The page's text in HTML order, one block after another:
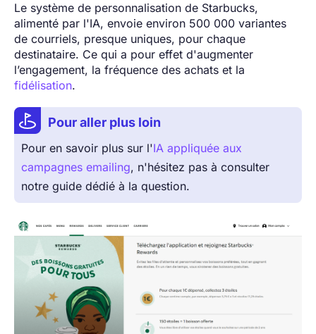
Le système de personnalisation de Starbucks,
alimenté par l'IA, envoie environ 500 000 variantes
de courriels, presque uniques, pour chaque
destinataire. Ce qui a pour effet d'augmenter
l’engagement, la fréquence des achats et la
fidélisation.
Pour aller plus loin
Pour en savoir plus sur l'IA appliquée aux
campagnes emailing, n'hésitez pas à consulter
notre guide dédié à la question.